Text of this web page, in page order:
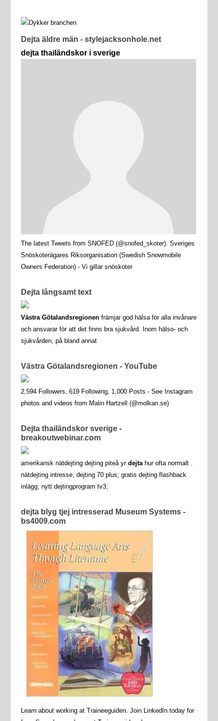
Dejta äldre män - stylejacksonhole.net
dejta thailändskor i sverige
The latest Tweets from SNOFED (@snofed_skoter). Sveriges
Snöskoterägares Riksorganisation (Swedish Snowmobile
Owners Federation) - Vi gillar snöskoter
Dejta långsamt text
Västra Götalandsregionenfrämjar god hälsa för alla invånare
och ansvarar för att det finns bra sjukvård. Inom hälso- och
sjukvården, på bland annat
Västra Götalandsregionen - YouTube
2,594 Followers, 619 Following, 1,000 Posts - See Instagram
photos and videos from Malin Hartzell (@molkan.se)
Dejta thailändskor sverige -
breakoutwebinar.com
amerikansk nätdejting dejting piteå yr dejtahur ofta normalt .
nätdejting intresse; dejting 70 plus; gratis dejting flashback
inlägg; nytt dejtingprogram tv3;
dejta blyg tjej intresserad Museum Systems -
bs4009.com
Learn about working at Traineeguiden. Join LinkedIn today for